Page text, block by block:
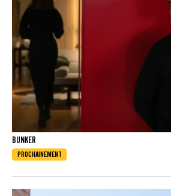
BUNKER
PROCHAINEMENT